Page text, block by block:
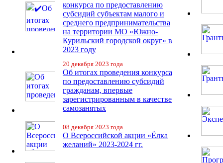
конкурса по предоставлению
субсидий субъектам малого и
среднего предпринимательства
на территории МО «Южно-
Курильский городской округ» в
2023 году
20 декабря 2023 года
Об итогах проведения конкурса
по предоставлению субсидий
гражданам, впервые
зарегистрированным в качестве
самозанятых
08 декабря 2023 года
О Всероссийской акции «Ёлка
желаний» 2023-2024 гг.